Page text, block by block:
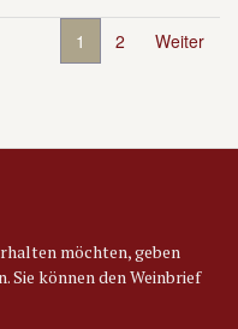
1 2 Weiter
möchten, geben
Sie können den Weinbrief